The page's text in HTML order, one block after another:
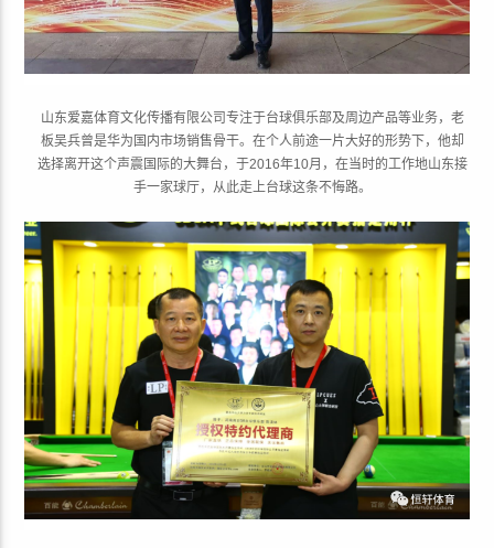
山东爱嘉体育文化传播有限公司专注于台球俱乐部及周边产品等业务，老
板吴兵曾是华为国内市场销售骨干。在个人前途一片大好的形势下，他却
选择离开这个声震国际的大舞台，于2016年10月，在当时的工作地山东接
手一家球厅，从此走上台球这条不悔路。